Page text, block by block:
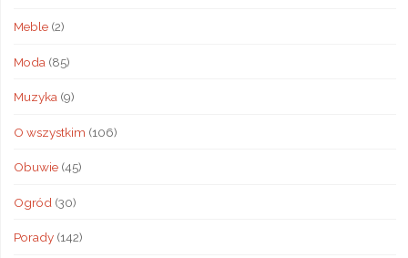
Meble(2)
Moda (85)
Muzyka (9)
O wszystkim (106)
Obuwie(45)
Ogród (30)
Porady(142)